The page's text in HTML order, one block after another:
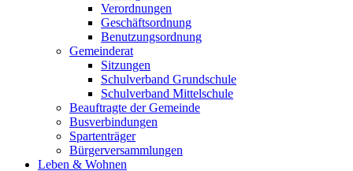
Verordnungen
Geschäftsordnung
Benutzungsordnung
Gemeinderat
Sitzungen
Schulverband Grundschule
Schulverband Mittelschule
Beauftragte der Gemeinde
Busverbindungen
Spartenträger
Bürgerversammlungen
Leben & Wohnen